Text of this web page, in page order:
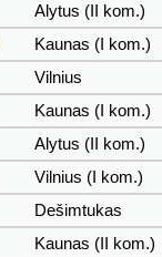
Alytus (II kom.)
Kaunas (I kom.)
Vilnius
Kaunas (I kom.)
Alytus (II kom.)
Vilnius (I kom.)
Dešimtukas
Kaunas (II kom.)